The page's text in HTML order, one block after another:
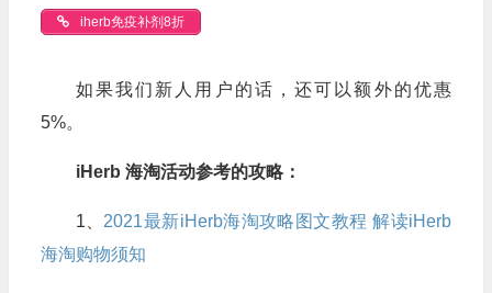
iherb免疫补剂8折
如果我们新人用户的话，还可以额外的优惠
5%。
iHerb 海淘活动参考的攻略：
1、 2021最新iHerb海淘攻略图文教程 解读iHerb
海淘购物须知